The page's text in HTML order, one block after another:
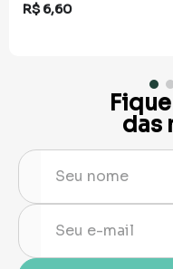
R$ 6,60
das